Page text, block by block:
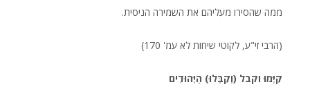
ממה שהסירו מעליהם את השמירה הניסית.
(הרבי זי"ע, לקוטי שיחות לא עמ' 170)
קִיְּמוּ וקבל (וְקִבְּלוּ) הַיְּהוּדִים